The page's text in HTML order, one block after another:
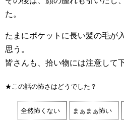
た。
たまにポケットに長い髪の毛が
思う。
皆さんも、拾い物には注意して
★この話の怖さはどうでした？
全然怖くない まぁまぁ怖い